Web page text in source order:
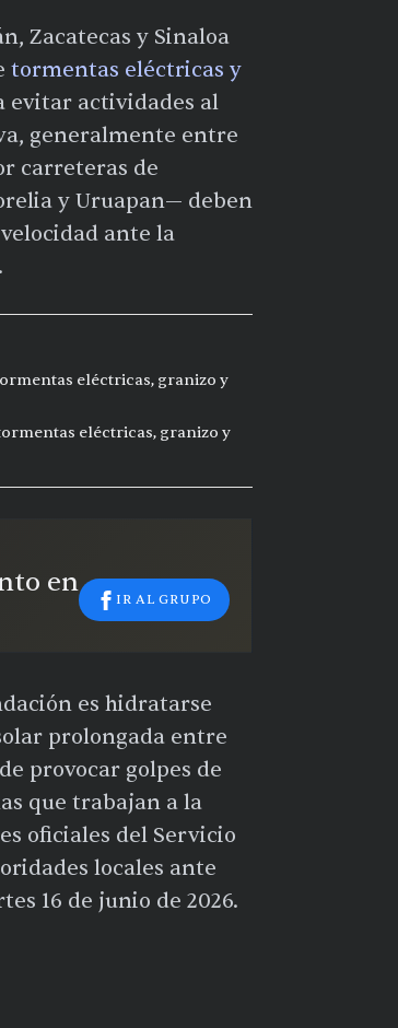
Zacatecas y Sinaloa
tormentas eléctricas y
evitar actividades al
generalmente entre
carreteras de
y Uruapan— deben
ante la
eléctricas, granizo y
eléctricas, granizo y
en
IR AL GRUPO
es hidratarse
prolongada entre
provocar golpes de
que trabajan a la
oficiales del Servicio
locales ante
16 de junio de 2026.